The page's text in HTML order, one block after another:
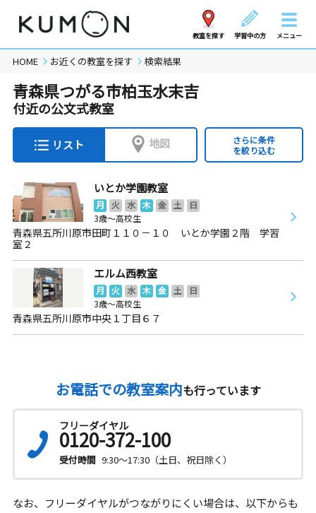
教室を探す 学習中の方 メニュー
HOME お近くの教室を探す 検索結果
青森県つがる市柏玉水末吉
付近の公文式教室
リスト 地図
さらに条件
を絞り込む
いとか学園教室
月 火 水 木 金 土
日
3歳～高校生
青森県五所川原市田町１１０－１０ いとか学園２階 学習
室２
エルム西教室
月 火 水 木 金 土
日
3歳～高校生
青森県五所川原市中央１丁目６７
お電話での教室案内も行っています
フリーダイヤル
0120-372-100
受付時間 9:30～17:30（土日、祝日除く）
なお、フリーダイヤルがつながりにくい場合は、以下からも